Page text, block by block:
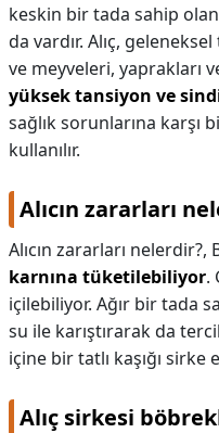
keskin bir tada sahip
da vardır. Alıç,
ve meyveleri, yaprakları
yüksek tansiyon ve
sağlık sorunlarına karşı
kullanılır.
Alıcın zararları
Alıcın zararları nelerdir?,
karnına tüketilebiliyor.
içilebiliyor. Ağır bir tada
su ile karıştırarak da
içine bir tatlı kaşığı sirke
Alıç sirkesi